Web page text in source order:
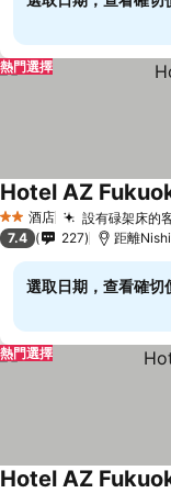
熱門選擇
2 星級酒店 設有碌架床的
Hotel AZ
7.4 227 距離
選取日期，查看確切
熱門選擇
Hotel AZ